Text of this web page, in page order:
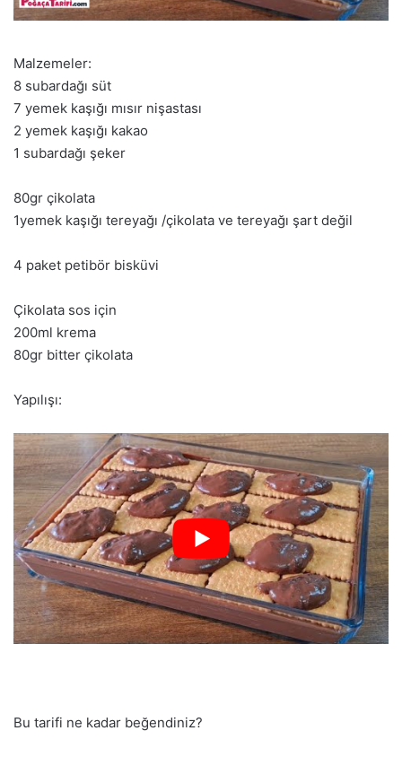
Malzemeler:
8 subardağı süt
7 yemek kaşığı mısır nişastası
2 yemek kaşığı kakao
1 subardağı şeker
80gr çikolata
1yemek kaşığı tereyağı /çikolata ve tereyağı şart değil
4 paket petibör bisküvi
Çikolata sos için
200ml krema
80gr bitter çikolata
Yapılışı:
Bu tarifi ne kadar beğendiniz?